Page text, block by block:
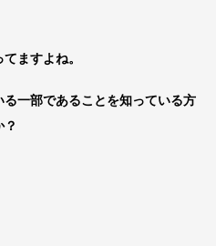
ますよね。
一部であることを知っている方